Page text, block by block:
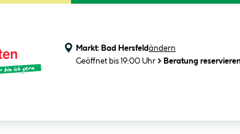
Markt: Bad Hersfeldändern
Geöffnet bis 19:00 Uhr
Beratung